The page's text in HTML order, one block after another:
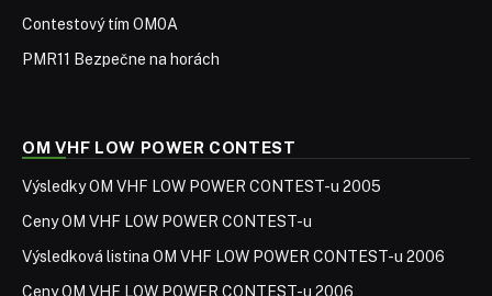
Contestový tím OM0A
PMR11 Bezpečne na horách
OM VHF LOW POWER CONTEST
Výsledky OM VHF LOW POWER CONTEST-u 2005
Ceny OM VHF LOW POWER CONTEST-u
Výsledková listina OM VHF LOW POWER CONTEST-u 2006
Ceny OM VHF LOW POWER CONTEST-u 2006